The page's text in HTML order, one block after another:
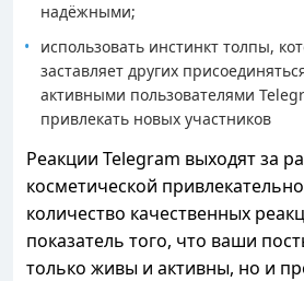
надёжными;
использовать инстинкт толпы,
заставляет других
активными пользователями
привлекать новых участников
Реакции Telegram выходят за
косметической
количество качественных
показатель того, что ваши
только живы и активны, но и